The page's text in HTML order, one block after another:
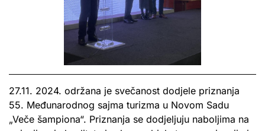
27.11. 2024. održana je svečanost dodjele priznanja
55. Međunarodnog sajma turizma u Novom Sadu
„Veče šampiona“. Priznanja se dodjeljuju naboljima na